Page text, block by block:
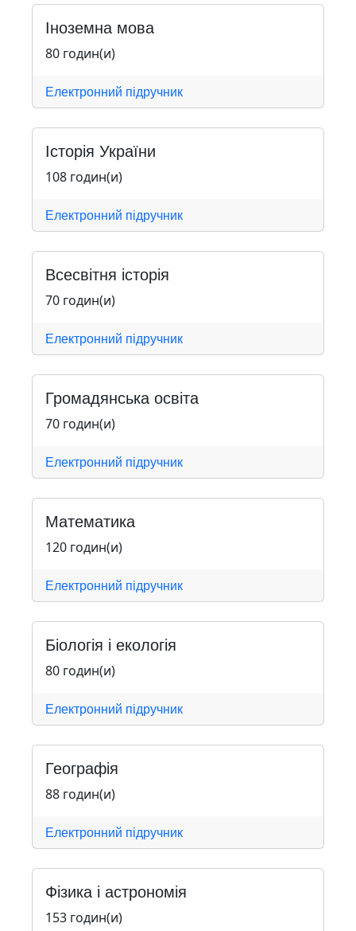
Іноземна мова
80 годин(и)
Електронний підручник
Історія України
108 годин(и)
Електронний підручник
Всесвітня історія
70 годин(и)
Електронний підручник
Громадянська освіта
70 годин(и)
Електронний підручник
Математика
120 годин(и)
Електронний підручник
Біологія і екологія
80 годин(и)
Електронний підручник
Географія
88 годин(и)
Електронний підручник
Фізика і астрономія
153 годин(и)